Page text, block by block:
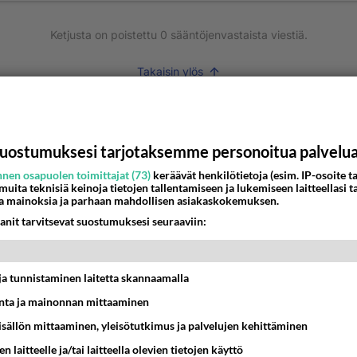
Ketjusta on poistettu 0 sääntöjenvastaista viestiä.
Takaisin ylös
KUUKAUSI
Ikävä
Perussuomalaisten
Maailman menoa
täysi-ikäinen hukkui?
tarjotaksemme personoitua
osapuolen toimittajat (73) keräävät henkilötietoja (esim. IP-osoite
teknisiä keinoja tietojen tallentamiseen ja lukemiseen laitteellasi
ja parhaan mahdollisen asiakaskokemuksen.
tarvitsevat suostumuksesi seuraaviin:
tunnistaminen laitetta skannaamalla
ja mainonnan mittaaminen
mittaaminen, yleisötutkimus ja palvelujen kehittäminen
laitteelle ja/tai laitteella olevien tietojen käyttö